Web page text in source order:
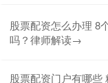
股票配资怎么办理 8
吗？律师解读→
股票配资门户有哪些